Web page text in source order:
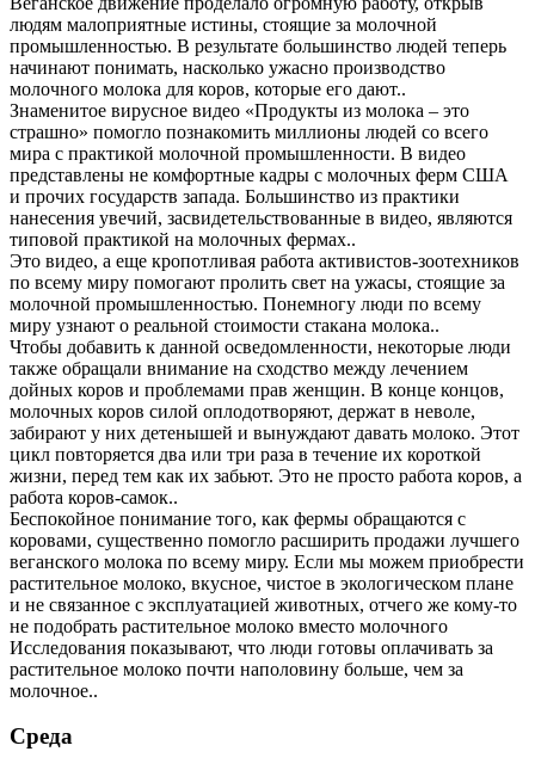
людям малоприятные истины, стоящие за молочной
промышленностью. В результате большинство людей теперь
начинают понимать, насколько ужасно производство
молочного молока для коров, которые его дают..
Знаменитое вирусное видео «Продукты из молока – это
страшно» помогло познакомить миллионы людей со всего
мира с практикой молочной промышленности. В видео
представлены не комфортные кадры с молочных ферм США
и прочих государств запада. Большинство из практики
нанесения увечий, засвидетельствованные в видео, являются
типовой практикой на молочных фермах..
Это видео, а еще кропотливая работа активистов-зоотехников
по всему миру помогают пролить свет на ужасы, стоящие за
молочной промышленностью. Понемногу люди по всему
миру узнают о реальной стоимости стакана молока..
Чтобы добавить к данной осведомленности, некоторые люди
также обращали внимание на сходство между лечением
дойных коров и проблемами прав женщин. В конце концов,
молочных коров силой оплодотворяют, держат в неволе,
забирают у них детенышей и вынуждают давать молоко. Этот
цикл повторяется два или три раза в течение их короткой
жизни, перед тем как их забьют. Это не просто работа коров, а
работа коров-самок..
Беспокойное понимание того, как фермы обращаются с
коровами, существенно помогло расширить продажи лучшего
веганского молока по всему миру. Если мы можем приобрести
растительное молоко, вкусное, чистое в экологическом плане
и не связанное с эксплуатацией животных, отчего же кому-то
не подобрать растительное молоко вместо молочного
Исследования показывают, что люди готовы оплачивать за
растительное молоко почти наполовину больше, чем за
молочное..
Среда